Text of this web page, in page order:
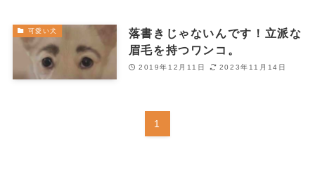
可愛い犬
落書きじゃないんです！立派な
眉毛を持つワンコ。
2019年12月11日 2023年11月14日
1